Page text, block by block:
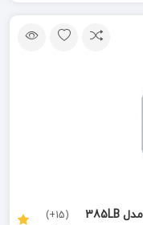
بکس شارژی براشلس 20 ولت 850 نیوتن مدل 385LB
(15+)